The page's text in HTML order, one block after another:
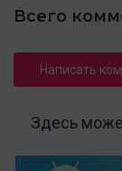
Всего
Написать
Здесь